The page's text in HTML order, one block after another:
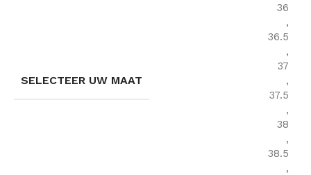
SELECTEER UW MAAT
36
,
36.5
,
37
,
37.5
,
38
,
38.5
,